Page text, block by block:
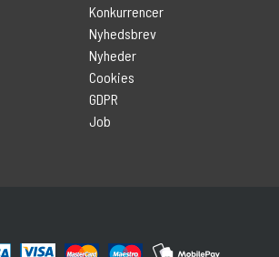
Konkurrencer
Nyhedsbrev
Nyheder
Cookies
GDPR
Job